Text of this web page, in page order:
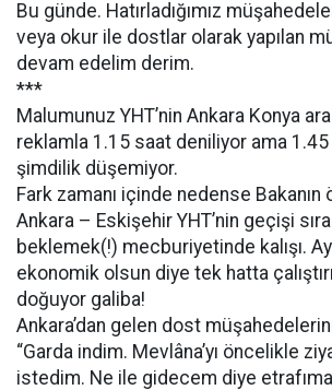
Bu günde. Hatırladığımız
veya okur ile dostlar olarak yapılan
devam edelim derim.
***
Malumunuz YHT’nin Ankara Konya
reklamla 1.15 saat deniliyor ama 1.45
şimdilik düşemiyor.
Fark zamanı içinde nedense
Ankara – Eskişehir YHT’nin geçişi
beklemek(!) mecburiyetinde kalışı.
ekonomik olsun diye tek hatta
doğuyor galiba!
Ankara’dan gelen dost
“Garda indim. Mevlâna’yı öncelikle
istedim. Ne ile gidecem diye etrafıma